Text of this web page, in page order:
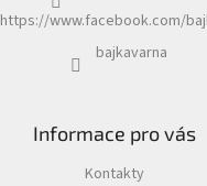
https://www.facebook.com/
bajkavarna
Informace pro vás
Kontakty